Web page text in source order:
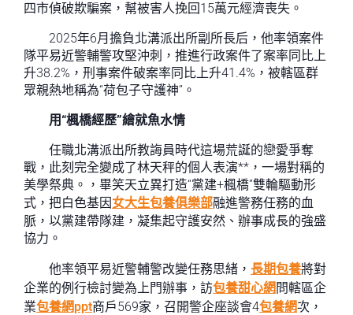
四市偵破欺騙案，幫被害人挽回15萬元經濟喪失。
2025年6月擔負北溝派出所副所長后，他率領案件
隊平易近警輔警攻堅沖刺，推進行政案件了案率同比上
升38.2%，刑事案件破案率同比上升41.4%，被轄區群
眾親熱地稱為“荷包子守護神”。
用“楓橋經歷”繪就魚水情
任職北溝派出所教誨員時代這場荒誕的戀愛爭奪
戰，此刻完全變成了林天秤的個人表演**，一場對稱的
美學祭典。，畢笑天立異打造“黨建+楓橋”雙輪驅動形
式，把白色基因女大生包養俱樂部融進警務任務的血
脈，以黨建帶隊建，凝集起守護安然、辦事成長的強盛
協力。
他率領平易近警輔警改變任務思緒， 長期包養將對
企業的例行檢討變為上門辦事，訪包養甜心網 問轄區企
業包養網ppt商戶569家，召開警企座談會4包養網次，